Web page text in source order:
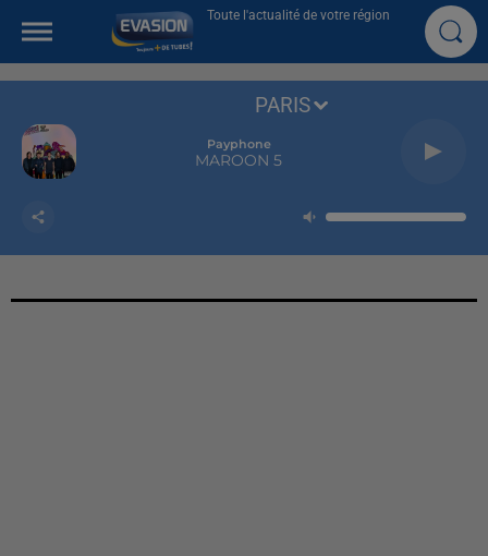
Toute l'actualité de votre région
Payphone
MAROON 5
PARIS